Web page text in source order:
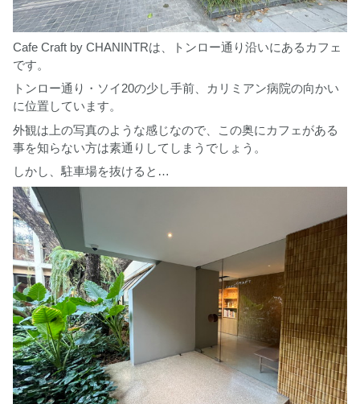
Cafe Craft by CHANINTRは、トンロー通り沿いにあるカフェ
です。
トンロー通り・ソイ20の少し手前、カリミアン病院の向かい
に位置しています。
外観は上の写真のような感じなので、この奥にカフェがある
事を知らない方は素通りしてしまうでしょう。
しかし、駐車場を抜けると…